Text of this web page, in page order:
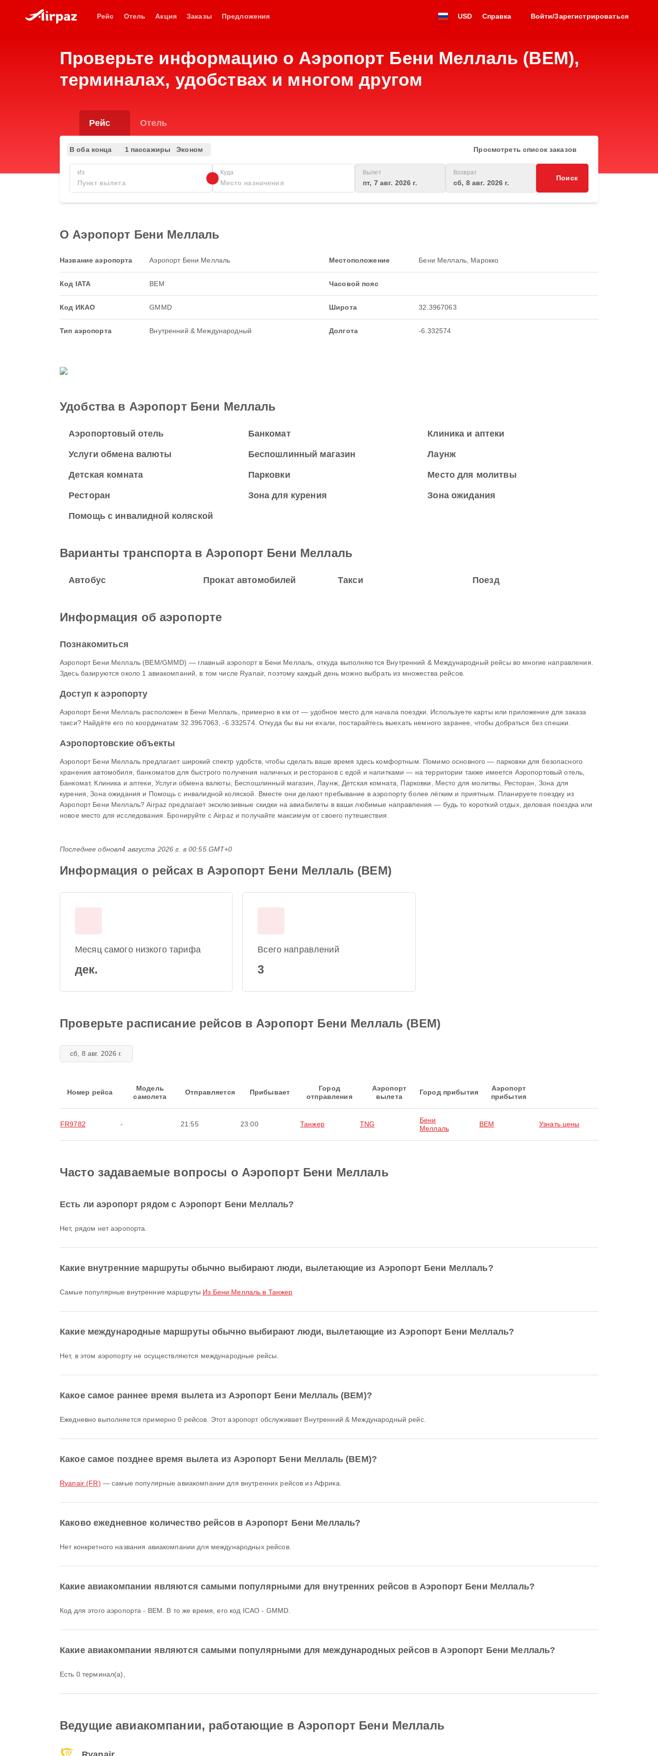
Рейс Отель Акция Заказы Предложения USD Справка Войти/Зарегистрироваться
Проверьте информацию о Аэропорт Бени Меллаль (BEM),
терминалах, удобствах и многом другом
Рейс Отель
В оба конца 1 пассажиры Эконом Просмотреть список заказов
Из Куда Вылет
пт, 7 авг. 2026 г.
Возврат
сб, 8 авг. 2026 г.
Поиск
О Аэропорт Бени Меллаль
Название аэропорта Аэропорт Бени Меллаль
Код IATA BEM
Код ИКАО GMMD
Тип аэропорта Внутренний & Международный
Местоположение Бени Меллаль, Марокко
Часовой пояс
Широта 32.3967063
Долгота -6.332574
Удобства в Аэропорт Бени Меллаль
Аэропортовый отель Банкомат Клиника и аптеки
Услуги обмена валюты Беспошлинный магазин Лаунж
Детская комната Парковки Место для молитвы
Ресторан Зона для курения Зона ожидания
Помощь с инвалидной коляской
Варианты транспорта в Аэропорт Бени Меллаль
Автобус Прокат автомобилей Такси Поезд
Информация об аэропорте
Познакомиться
Аэропорт Бени Меллаль (BEM/GMMD) — главный аэропорт в Бени Меллаль, откуда выполняются Внутренний & Международный рейсы во многие направления.
Здесь базируются около 1 авиакомпаний, в том числе Ryanair, поэтому каждый день можно выбрать из множества рейсов.
Доступ к аэропорту
Аэропорт Бени Меллаль расположен в Бени Меллаль, примерно в км от — удобное место для начала поездки. Используете карты или приложение для заказа
такси? Найдёте его по координатам 32.3967063, -6.332574. Откуда бы вы ни ехали, постарайтесь выехать немного заранее, чтобы добраться без спешки.
Аэропортовские объекты
Аэропорт Бени Меллаль предлагает широкий спектр удобств, чтобы сделать ваше время здесь комфортным. Помимо основного — парковки для безопасного
хранения автомобиля, банкоматов для быстрого получения наличных и ресторанов с едой и напитками — на территории также имеется Аэропортовый отель,
Банкомат, Клиника и аптеки, Услуги обмена валюты, Беспошлинный магазин, Лаунж, Детская комната, Парковки, Место для молитвы, Ресторан, Зона для
курения, Зона ожидания и Помощь с инвалидной коляской. Вместе они делают пребывание в аэропорту более лёгким и приятным. Планируете поездку из
Аэропорт Бени Меллаль? Airpaz предлагает эксклюзивные скидки на авиабилеты в ваши любимые направления — будь то короткий отдых, деловая поездка или
новое место для исследования. Бронируйте с Airpaz и получайте максимум от своего путешествия.
Последнее обновл4 августа 2026 г. в 00:55 GMT+0
Информация о рейсах в Аэропорт Бени Меллаль (BEM)
Месяц самого низкого тарифа
дек.
Всего направлений
3
Проверьте расписание рейсов в Аэропорт Бени Меллаль (BEM)
сб, 8 авг. 2026 г.
Номер рейса
Модель
самолета
Отправляется Прибывает
Город
отправления
Аэропорт
вылета
Город прибытия
Аэропорт
прибытия
FR9782 - 21:55 23:00 Танжер TNG
Бени
Меллаль
BEM Узнать цены
Часто задаваемые вопросы о Аэропорт Бени Меллаль
Есть ли аэропорт рядом с Аэропорт Бени Меллаль?
Нет, рядом нет аэропорта.
Какие внутренние маршруты обычно выбирают люди, вылетающие из Аэропорт Бени Меллаль?
Самые популярные внутренние маршруты Из Бени Меллаль в Танжер
Какие международные маршруты обычно выбирают люди, вылетающие из Аэропорт Бени Меллаль?
Нет, в этом аэропорту не осуществляются международные рейсы.
Какое самое раннее время вылета из Аэропорт Бени Меллаль (BEM)?
Ежедневно выполняется примерно 0 рейсов. Этот аэропорт обслуживает Внутренний & Международный рейс.
Какое самое позднее время вылета из Аэропорт Бени Меллаль (BEM)?
Ryanair (FR) — самые популярные авиакомпании для внутренних рейсов из Африка.
Каково ежедневное количество рейсов в Аэропорт Бени Меллаль?
Нет конкретного названия авиакомпании для международных рейсов.
Какие авиакомпании являются самыми популярными для внутренних рейсов в Аэропорт Бени Меллаль?
Код для этого аэропорта - BEM. В то же время, его код ICAO - GMMD.
Какие авиакомпании являются самыми популярными для международных рейсов в Аэропорт Бени Меллаль?
Есть 0 терминал(а),
Ведущие авиакомпании, работающие в Аэропорт Бени Меллаль